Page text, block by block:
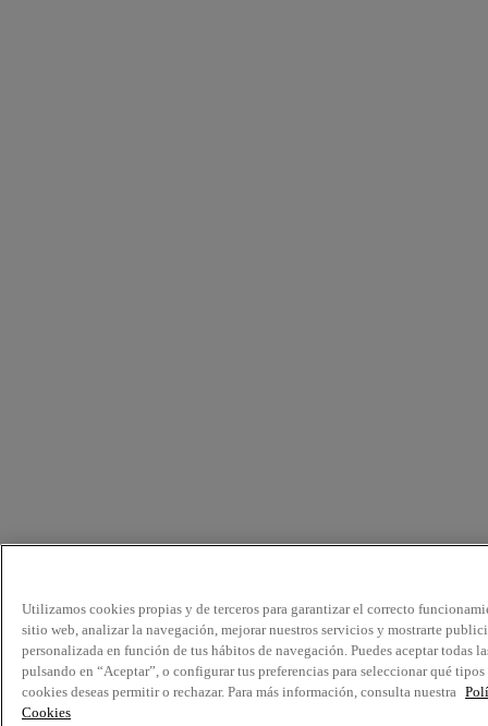
Utilizamos cookies propias y de terceros para garantizar el correcto
sitio web, analizar la navegación, mejorar nuestros servicios y mostrarte
personalizada en función de tus hábitos de navegación. Puedes aceptar todas
pulsando en “Aceptar”, o configurar tus preferencias para seleccionar qué tipos
cookies deseas permitir o rechazar. Para más información, consulta nuestra
Cookies